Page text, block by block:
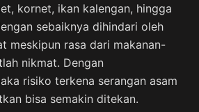
kornet, ikan kalengan, hingga
sebaiknya dihindari oleh
meskipun rasa dari makanan-
nikmat. Dengan
risiko terkena serangan asam
bisa semakin ditekan.